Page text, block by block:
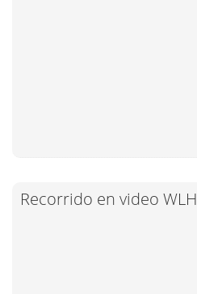
Recorrido en video WLH